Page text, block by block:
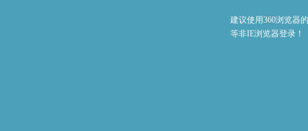
建议使用360浏览器
等非IE浏览器登录！